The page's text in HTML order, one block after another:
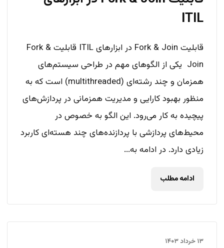
ITIL
قابلیت‌ Fork & Join در ابزارهای ITIL قابلیت Fork &
Join یکی از الگوهای مهم در طراحی سیستم‌های
همزمان و چند رشته‌ای (multithreaded) است که به
منظور بهبود کارایی و مدیریت همزمانی در پردازش‌های
پیچیده به کار می‌رود. این الگو به خصوص در
محیط‌های پردازشی با پردازنده‌های چند هسته‌ای کاربرد
زیادی دارد. در ادامه به...
ادامه مطلب
۱۳ خرداد ۱۴۰۳